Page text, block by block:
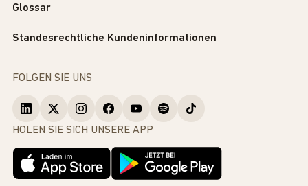
Glossar
Standesrechtliche Kundeninformationen
FOLGEN SIE UNS
HOLEN SIE SICH UNSERE APP